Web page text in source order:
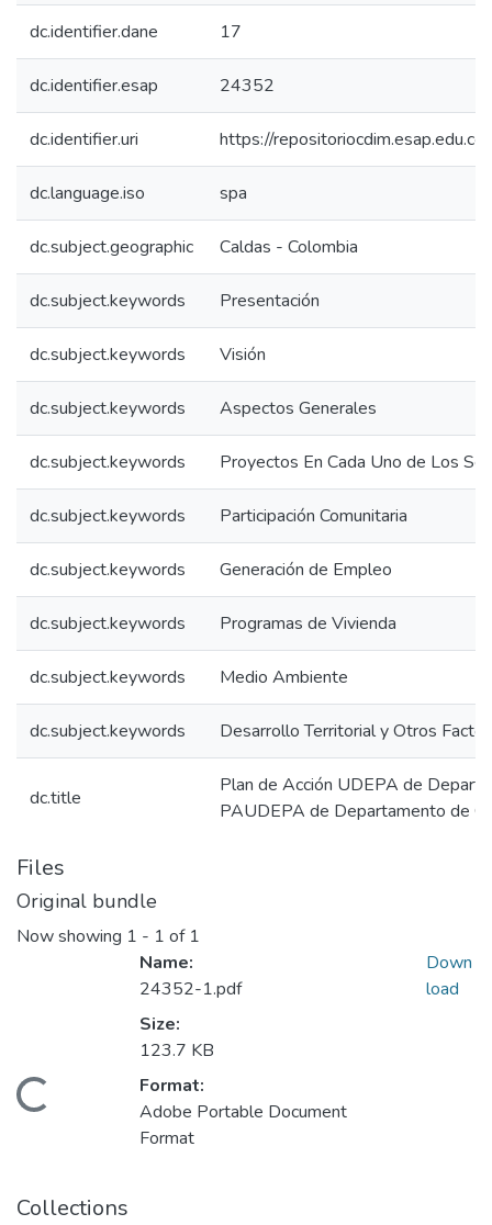
dc.identifier.dane 17
dc.identifier.esap 24352
dc.identifier.uri https://
dc.language.iso spa
dc.subject.geographic Caldas - Colombia
dc.subject.keywords Presentación
dc.subject.keywords Visión
dc.subject.keywords Aspectos Generales
dc.subject.keywords Proyectos En Cada Uno de Los
dc.subject.keywords Participación Comunitaria
dc.subject.keywords Generación de Empleo
dc.subject.keywords Programas de Vivienda
dc.subject.keywords Medio Ambiente
dc.subject.keywords Desarrollo Territorial y Otros
dc.title
Plan de Acción UDEPA de
PAUDEPA de Departamento de
Files
Original bundle
Now showing 1 - 1 of 1
Loading...
Name:
24352-1.pdf
Size:
123.7 KB
Format:
Adobe Portable Document
Format
Down
load
Collections